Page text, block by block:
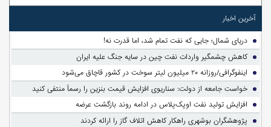
آخرین اخبار
دریای شمال؛ جایی که نفت تمام شد، اما قدرت نه!
کاهش چشمگیر واردات نفت چین در سایه جنگ علیه ایران
اینفوگرافی/روزانه ۲۰ میلیون لیتر سوخت در کشور قاچاق می‌شود
خواست جامعه از دولت: سناریوی افزایش قیمت بنزین را رسماً منتفی کنید
افزایش تولید نفت اوپک‌پلاس در ادامه روند بازگشت عرضه
پژوهشگران بوشهری راهکار کاهش اتلاف گاز را ارائه کردند